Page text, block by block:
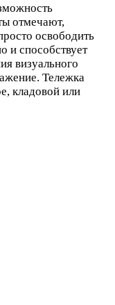
отмечают,
освободить
и способствует
визуального
Тележка
кладовой или